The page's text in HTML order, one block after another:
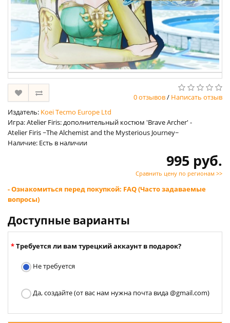
0 отзывов/ Написать отзыв
Издатель: Koei Tecmo Europe Ltd
Игра: Atelier Firis: дополнительный костюм 'Brave Archer' -
Atelier Firis ~The Alchemist and the Mysterious Journey~
Наличие: Есть в наличии
995 руб.
Сравнить цену по регионам >>
- Ознакомиться перед покупкой: FAQ (Часто задаваемые
вопросы)
Доступные варианты
Требуется ли вам турецкий аккаунт в подарок?
Не требуется
Да, создайте (от вас нам нужна почта вида @gmail.com)